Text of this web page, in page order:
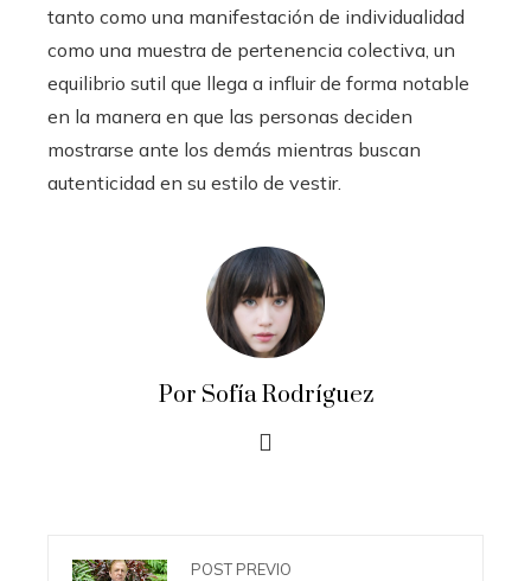
tanto como una manifestación de individualidad
como una muestra de pertenencia colectiva, un
equilibrio sutil que llega a influir de forma notable
en la manera en que las personas deciden
mostrarse ante los demás mientras buscan
autenticidad en su estilo de vestir.
Por Sofía Rodríguez
POST PREVIO